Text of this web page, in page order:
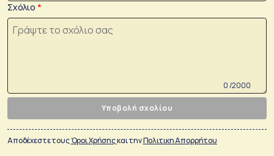
Σχόλιο
0 /2000
Υποβολή σχολίου
Αποδέχεστε τουςΌροι Χρήσηςκαι τηνΠολιτικη Απορρήτου